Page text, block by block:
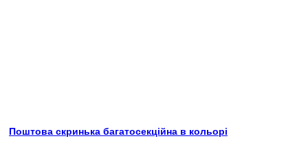
Поштова скринька багатосекційна в кольорі